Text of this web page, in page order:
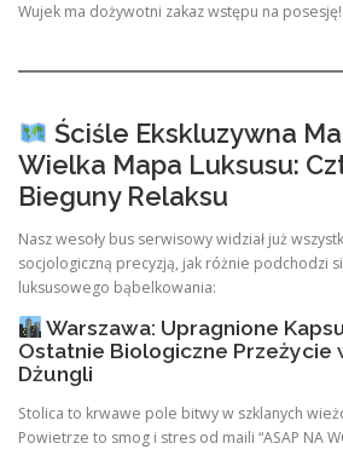
Wujek ma dożywotni zakaz wstępu na posesję!
Ściśle Ekskluzywna
Wielka Mapa Luksusu:
Bieguny Relaksu
Nasz wesoły bus serwisowy widział już
socjologiczną precyzją, jak różnie podchodzi
luksusowego bąbelkowania:
Warszawa: Upragnione
Ostatnie Biologiczne Przeżycie
Dżungli
Stolica to krwawe pole bitwy w szklanych
Powietrze to smog i stres od maili “ASAP NA